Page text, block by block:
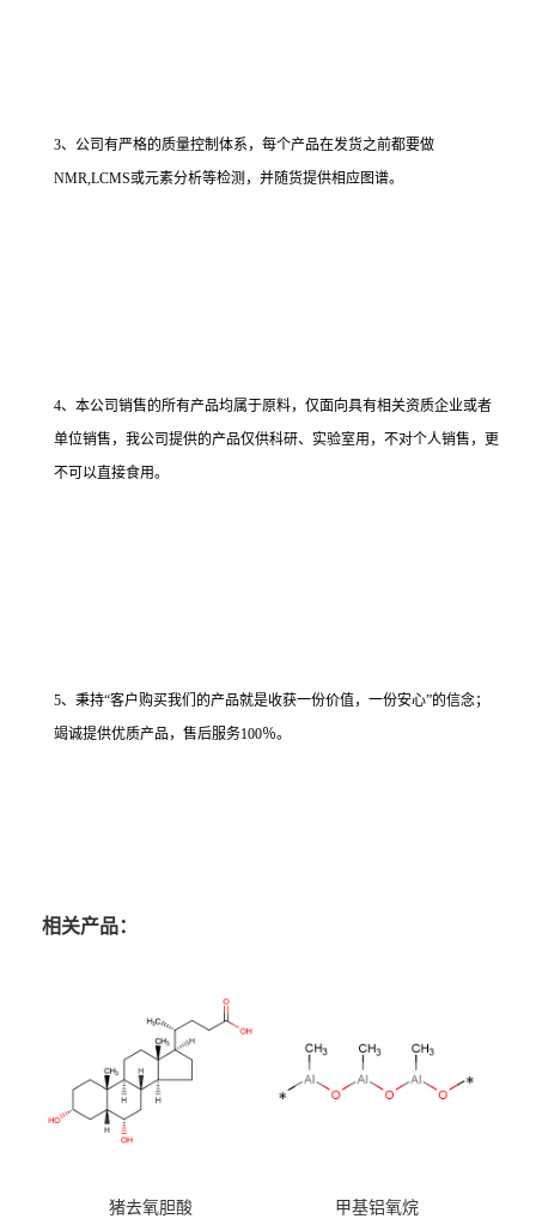
3、公司有严格的质量控制体系，每个产品在发货之前都要做
NMR,LCMS或元素分析等检测，并随货提供相应图谱。
4、本公司销售的所有产品均属于原料，仅面向具有相关资质企业或者
单位销售，我公司提供的产品仅供科研、实验室用，不对个人销售，更
不可以直接食用。
5、秉持“客户购买我们的产品就是收获一份价值，一份安心”的信念；
竭诚提供优质产品，售后服务100％。
相关产品：
猪去氧胆酸 甲基铝氧烷